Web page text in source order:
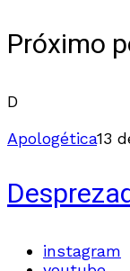
Próximo
D
Apologética13
instagram